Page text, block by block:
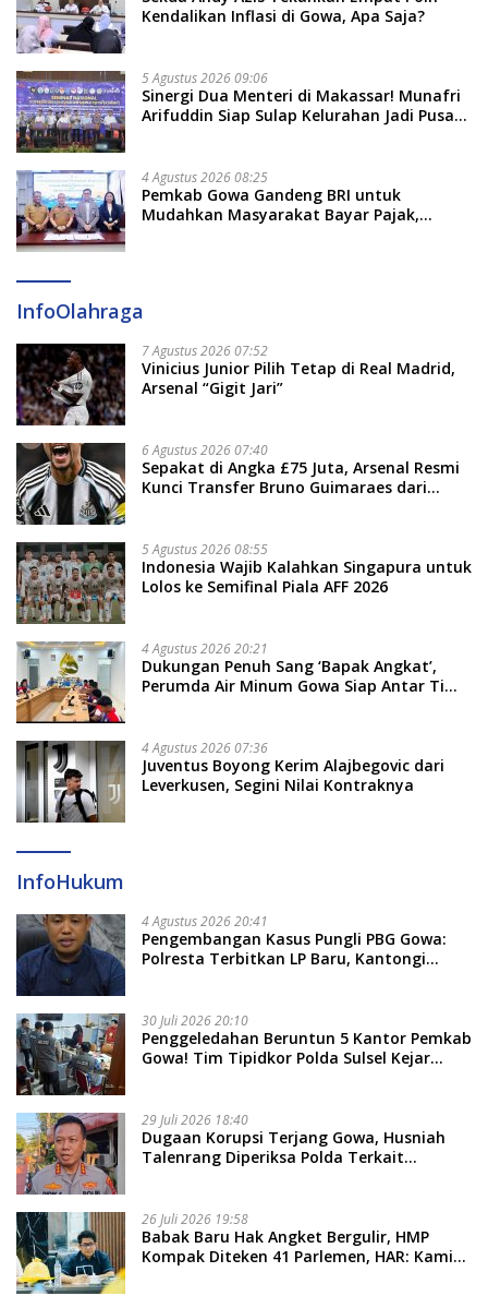
Kendalikan Inflasi di Gowa, Apa Saja?
5 Agustus 2026 09:06
Sinergi Dua Menteri di Makassar! Munafri
Arifuddin Siap Sulap Kelurahan Jadi Pusat
4 Agustus 2026 08:25
Pemkab Gowa Gandeng BRI untuk
Mudahkan Masyarakat Bayar Pajak,
InfoOlahraga
7 Agustus 2026 07:52
Vinicius Junior Pilih Tetap di Real Madrid,
Arsenal “Gigit Jari”
6 Agustus 2026 07:40
Sepakat di Angka £75 Juta, Arsenal Resmi
Kunci Transfer Bruno Guimaraes dari
5 Agustus 2026 08:55
Indonesia Wajib Kalahkan Singapura untuk
Lolos ke Semifinal Piala AFF 2026
4 Agustus 2026 20:21
Dukungan Penuh Sang ‘Bapak Angkat’,
Perumda Air Minum Gowa Siap Antar Tim
4 Agustus 2026 07:36
Juventus Boyong Kerim Alajbegovic dari
Leverkusen, Segini Nilai Kontraknya
InfoHukum
4 Agustus 2026 20:41
Pengembangan Kasus Pungli PBG Gowa:
Polresta Terbitkan LP Baru, Kantongi
30 Juli 2026 20:10
Penggeledahan Beruntun 5 Kantor Pemkab
Gowa! Tim Tipidkor Polda Sulsel Kejar
29 Juli 2026 18:40
Dugaan Korupsi Terjang Gowa, Husniah
Talenrang Diperiksa Polda Terkait
26 Juli 2026 19:58
​Babak Baru Hak Angket Bergulir, HMP
Kompak Diteken 41 Parlemen, HAR: Kami